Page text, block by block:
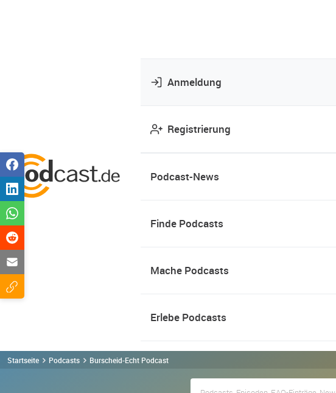
Anmeldung
Registrierung
Podcast-News
Finde Podcasts
Mache Podcasts
Erlebe Podcasts
Startseite Podcasts Burscheid-Echt Podcast